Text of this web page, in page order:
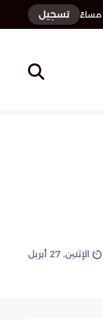
مساءً تسجيل
الإثنين, 27 أبريل